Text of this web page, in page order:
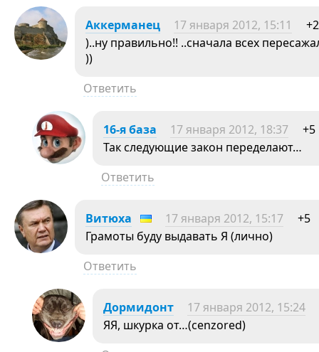
Аккерманец 17 января 2012, 15:11
)..ну правильно!! ..сначала всех
))
Ответить
16-я база 17 января 2012, 18:37
+5
Так следующие закон переделают…
Ответить
Витюха 17 января 2012, 15:17
+5
Грамоты буду выдавать Я (лично)
Ответить
Дормидонт
17 января 2012, 15:24
ЯЯ, шкурка от…(cenzored)